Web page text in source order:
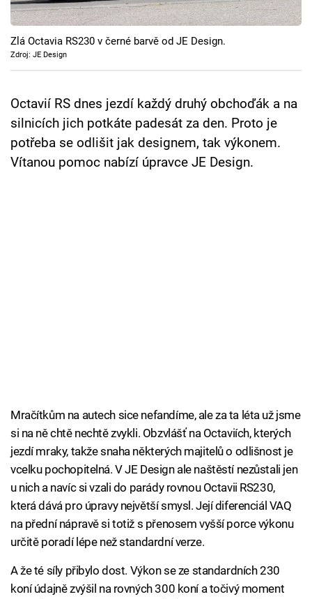
Cool Esport
Pořady
Sledujte prima+
Přihlášení
Zlá Octavia RS230 v černé barvě od JE Design.
Zdroj: JE Design
Octavií RS dnes jezdí každý druhý obchoďák a na
silnicích jich potkáte padesát za den. Proto je
potřeba se odlišit jak designem, tak výkonem.
Vítanou pomoc nabízí úpravce JE Design.
Mračítkům na autech sice nefandíme, ale za ta léta už jsme
si na ně chtě nechtě zvykli. Obzvlášť na Octaviích, kterých
jezdí mraky, takže snaha některých majitelů o odlišnost je
vcelku pochopitelná. V JE Design ale naštěstí nezůstali jen
u nich a navíc si vzali do parády rovnou Octavii RS230,
která dává pro úpravy největší smysl. Její diferenciál VAQ
na přední nápravě si totiž s přenosem vyšší porce výkonu
určitě poradí lépe než standardní verze.
A že té síly přibylo dost. Výkon se ze standardních 230
koní údajně zvýšil na rovných 300 koní a točivý moment